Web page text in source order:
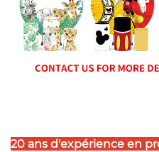
20 ans d'expérience en